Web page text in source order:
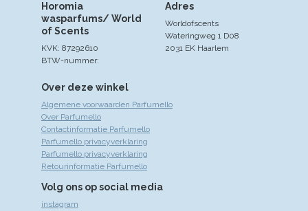
Over deze winkel
Algemene voorwaarden Parfumello
Over Parfumello
Contactinformatie Parfumello
Parfumello privacyverklaring
Parfumello privacyverklaring
Retourinformatie Parfumello
Volg ons op social media
instagram
Adres
Worldofscents
Wateringweg 1 D08
2031 EK Haarlem
Horomia
wasparfums/ World
of Scents
KVK: 87292610
BTW-nummer: